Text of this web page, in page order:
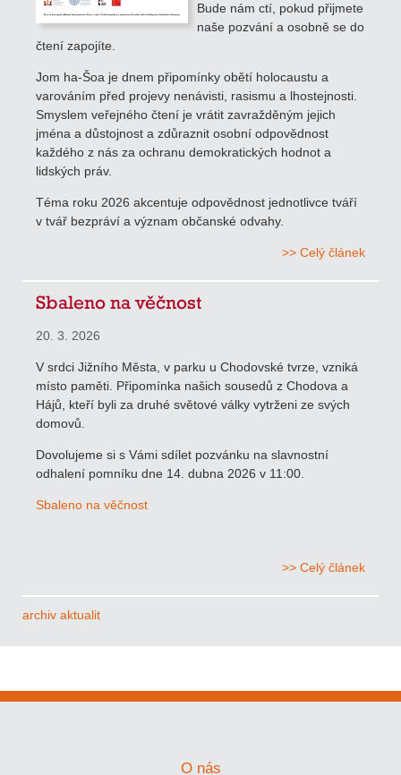
Bude nám ctí, pokud přijmete
naše pozvání a osobně se do
čtení zapojíte.
Jom ha-Šoa je dnem připomínky obětí holocaustu a
varováním před projevy nenávisti, rasismu a lhostejnosti.
Smyslem veřejného čtení je vrátit zavražděným jejich
jména a důstojnost a zdůraznit osobní odpovědnost
každého z nás za ochranu demokratických hodnot a
lidských práv.
Téma roku 2026 akcentuje odpovědnost jednotlivce tváří
v tvář bezpráví a význam občanské odvahy.
>> Celý článek
Sbaleno na věčnost
20. 3. 2026
V srdci Jižního Města, v parku u Chodovské tvrze, vzniká
místo paměti. Připomínka našich sousedů z Chodova a
Hájů, kteří byli za druhé světové války vytrženi ze svých
domovů.
Dovolujeme si s Vámi sdílet pozvánku na slavnostní
odhalení pomníku dne 14. dubna 2026 v 11:00.
Sbaleno na věčnost
>> Celý článek
archiv aktualit
O nás